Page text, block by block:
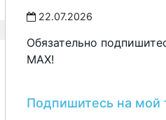
22.07.2026
Обязательно
MAX!
Подпишитесь на мой